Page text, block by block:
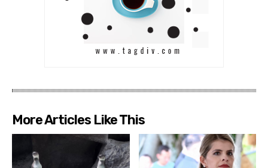
More Articles Like This